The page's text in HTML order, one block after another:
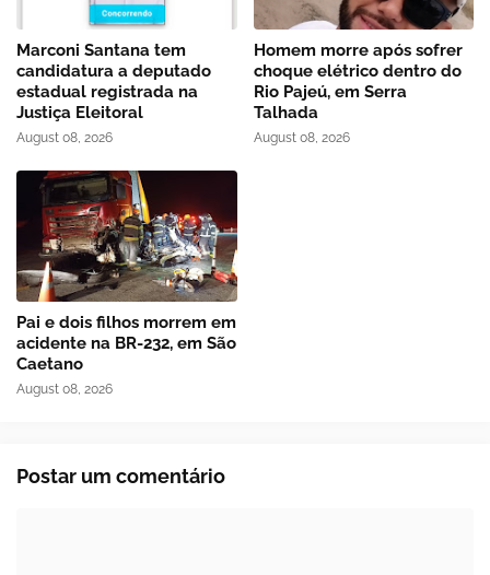
Marconi Santana tem
candidatura a deputado
estadual registrada na
Justiça Eleitoral
August 08, 2026
Homem morre após sofrer
choque elétrico dentro do
Rio Pajeú, em Serra
Talhada
August 08, 2026
Pai e dois filhos morrem em
acidente na BR-232, em São
Caetano
August 08, 2026
Postar um comentário